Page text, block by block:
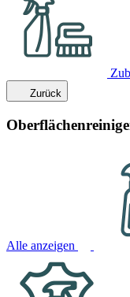
Zurück
Alle anzeigen